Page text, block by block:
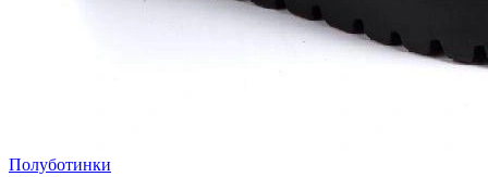
Полуботинки